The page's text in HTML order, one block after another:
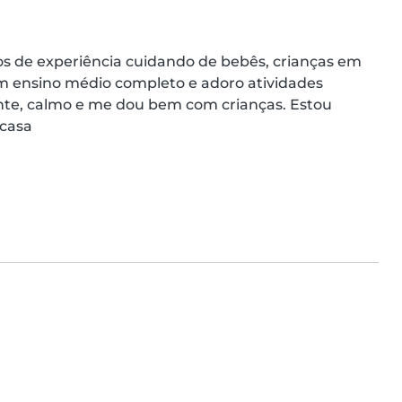
de experiência cuidando de bebês, crianças em
ensino médio completo e adoro atividades
calmo e me dou bem com crianças. Estou